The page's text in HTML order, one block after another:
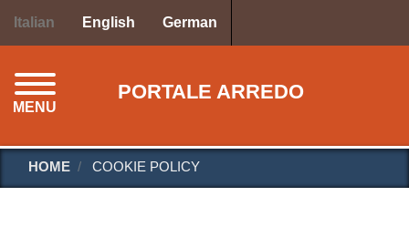
Italian English German
PORTALE ARREDO
MENU
HOME COOKIE POLICY